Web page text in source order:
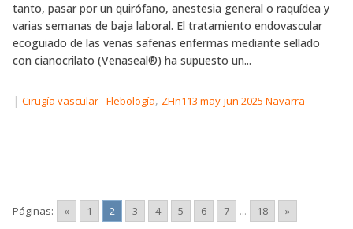
tanto, pasar por un quirófano, anestesia general o raquídea y
varias semanas de baja laboral. El tratamiento endovascular
ecoguiado de las venas safenas enfermas mediante sellado
con cianocrilato (Venaseal®) ha supuesto un...
| Cirugía vascular - Flebología, ZHn113 may-jun 2025 Navarra
Páginas: « 1 2 3 4 5 6 7 ... 18 »